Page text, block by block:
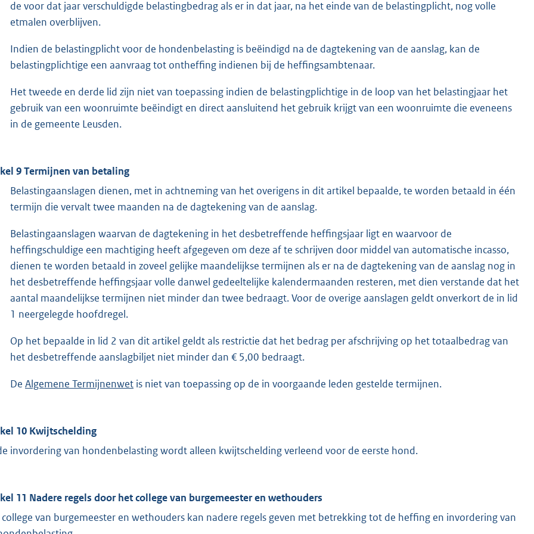
de voor dat jaar verschuldigde belastingbedrag als er in dat jaar, na het einde van de belastingplicht, nog volle
etmalen overblijven.
Indien de belastingplicht voor de hondenbelasting is beëindigd na de dagtekening van de aanslag, kan de
belastingplichtige een aanvraag tot ontheffing indienen bij de heffingsambtenaar.
Het tweede en derde lid zijn niet van toepassing indien de belastingplichtige in de loop van het belastingjaar het
gebruik van een woonruimte beëindigt en direct aansluitend het gebruik krijgt van een woonruimte die eveneens
in de gemeente Leusden.
9 Termijnen van betaling
Belastingaanslagen dienen, met in achtneming van het overigens in dit artikel bepaalde, te worden betaald in één
termijn die vervalt twee maanden na de dagtekening van de aanslag.
Belastingaanslagen waarvan de dagtekening in het desbetreffende heffingsjaar ligt en waarvoor de
heffingschuldige een machtiging heeft afgegeven om deze af te schrijven door middel van automatische incasso,
dienen te worden betaald in zoveel gelijke maandelijkse termijnen als er na de dagtekening van de aanslag nog in
het desbetreffende heffingsjaar volle danwel gedeeltelijke kalendermaanden resteren, met dien verstande dat het
aantal maandelijkse termijnen niet minder dan twee bedraagt. Voor de overige aanslagen geldt onverkort de in lid
1 neergelegde hoofdregel.
Op het bepaalde in lid 2 van dit artikel geldt als restrictie dat het bedrag per afschrijving op het totaalbedrag van
het desbetreffende aanslagbiljet niet minder dan € 5,00 bedraagt.
De Algemene Termijnenwet is niet van toepassing op de in voorgaande leden gestelde termijnen.
10 Kwijtschelding
invordering van hondenbelasting wordt alleen kwijtschelding verleend voor de eerste hond.
11 Nadere regels door het college van burgemeester en wethouders
van burgemeester en wethouders kan nadere regels geven met betrekking tot de heffing en invordering van